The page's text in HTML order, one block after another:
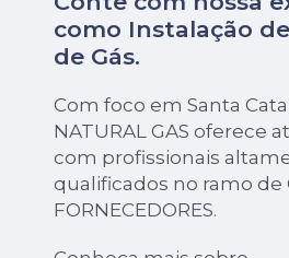
como Instalação
de Gás.
Com foco em Santa
NATURAL GAS oferece
com profissionais
qualificados no ramo de
FORNECEDORES.